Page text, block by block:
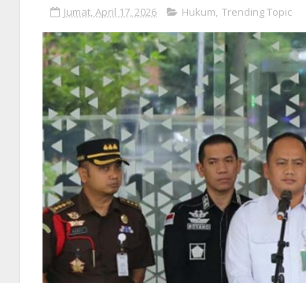
Jumat, April 17, 2026 Hukum, Trending Topic